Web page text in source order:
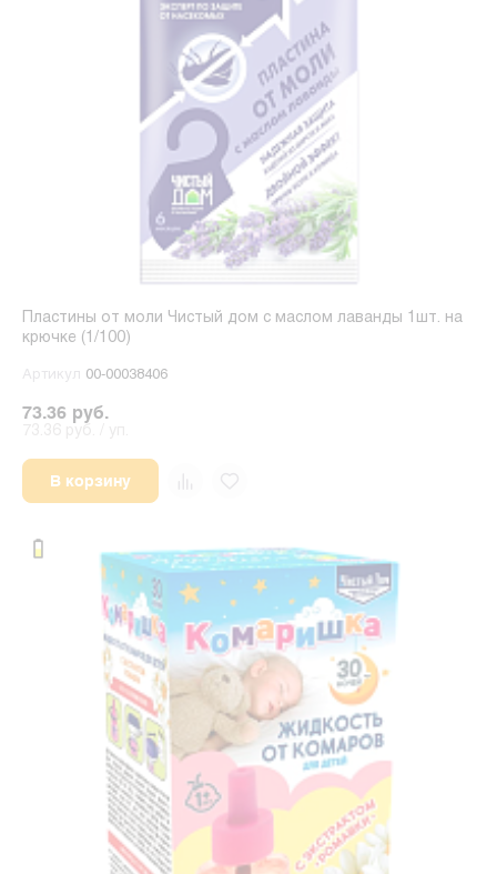
Пластины от моли Чистый дом с маслом лаванды 1шт. на
крючке (1/100)
Артикул 00-00038406
73.36 руб.
В корзину